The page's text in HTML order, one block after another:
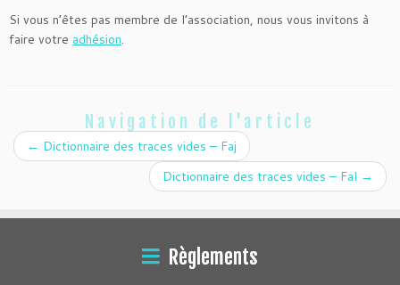
Si vous n’êtes pas membre de l’association, nous vous invitons à
faire votre adhésion.
Navigation de l'article
← Dictionnaire des traces vides – Faj
Dictionnaire des traces vides – Fal →
Règlements